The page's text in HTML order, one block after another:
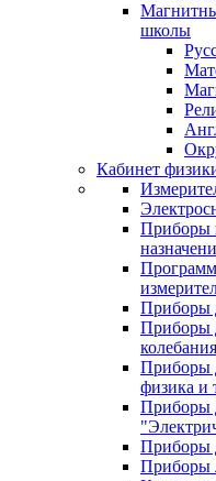
школы
Кабинет
Приборы
Приборы
Приборы
Приборы
физика и
Приборы
Приборы
Приборы